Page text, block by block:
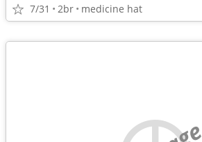
7/31 2br medicine hat